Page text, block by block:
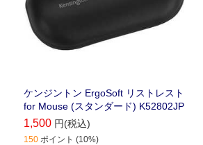
ケンジントン ErgoSoft リストレスト
for Mouse (スタンダード) K52802JP
1,500 円(税込)
150 ポイント (10%)